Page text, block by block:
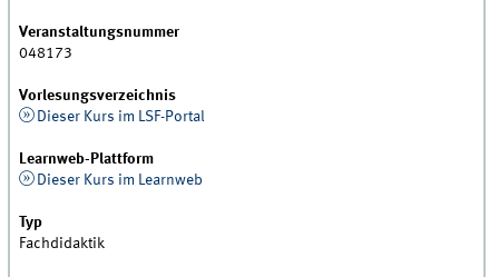
Veranstaltungsnummer
048173
Vorlesungsverzeichnis
Dieser Kurs im LSF-Portal
Learnweb-Plattform
Dieser Kurs im Learnweb
Typ
Fachdidaktik